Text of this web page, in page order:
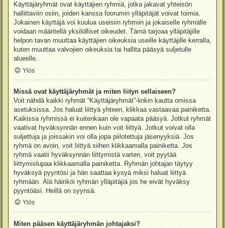
Käyttäjäryhmät ovat käyttäjien ryhmiä, jotka jakavat yhteisön
hallittaviin osiin, joiden kanssa foorumin ylläpitäjät voivat toimia.
Jokainen käyttäjä voi kuulua useisiin ryhmiin ja jokaiselle ryhmälle
voidaan määritellä yksilölliset oikeudet. Tämä tarjoaa ylläpitäjille
helpon tavan muuttaa käyttäjien oikeuksia useille käyttäjille kerralla,
kuten muuttaa valvojien oikeuksia tai hallita pääsyä suljetulle
alueelle.
Ylös
Missä ovat käyttäjäryhmät ja miten liityn sellaiseen?
Voit nähdä kaikki ryhmät “Käyttäjäryhmät”-linkin kautta omissa
asetuksissa. Jos haluat liittyä yhteen, klikkaa vastaavaa painiketta.
Kaikissa ryhmissä ei kuitenkaan ole vapaata pääsyä. Jotkut ryhmät
vaativat hyväksynnän ennen kuin voit liittyä. Jotkut voivat olla
suljettuja ja joissakin voi olla jopa piilotettuja jäsenyyksiä. Jos
ryhmä on avoin, voit liittyä siihen klikkaamalla painiketta. Jos
ryhmä vaatii hyväksynnän liittymistä varten, voit pyytää
liittymislupaa klikkaamalla painiketta. Ryhmän johtajan täytyy
hyväksyä pyyntösi ja hän saattaa kysyä miksi haluat liittyä
ryhmään. Älä häiriköi ryhmän ylläpitäjiä jos he eivät hyväksy
pyyntöäsi. Heillä on syynsä.
Ylös
Miten pääsen käyttäjäryhmän johtajaksi?